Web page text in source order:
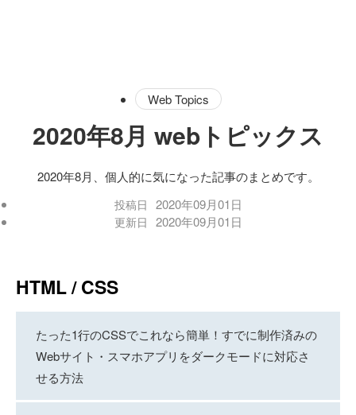
Web Topics
2020年8月 webトピックス
2020年8月、個人的に気になった記事のまとめです。
投稿日 2020年09月01日
更新日 2020年09月01日
HTML / CSS
たった1行のCSSでこれなら簡単！すでに制作済みの
Webサイト・スマホアプリをダークモードに対応さ
せる方法